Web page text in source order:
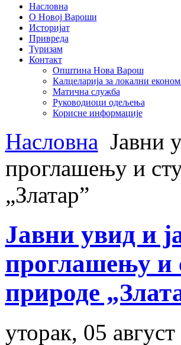
Насловна
О Новој Вароши
Историјат
Привреда
Туризам
Контакт
Општина Нова Варош
Калцеларија за локални
Матична служба
Руководиоци одељења
Корисне информације
Насловна Јавни
проглашењу и
„Златарˮ
Јавни увид и
проглашењу и
природе
уторак, 05